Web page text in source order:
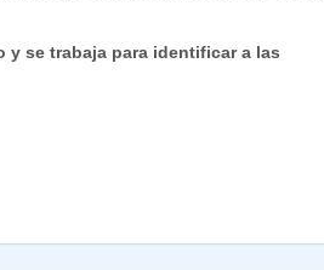
y se trabaja para identificar a las